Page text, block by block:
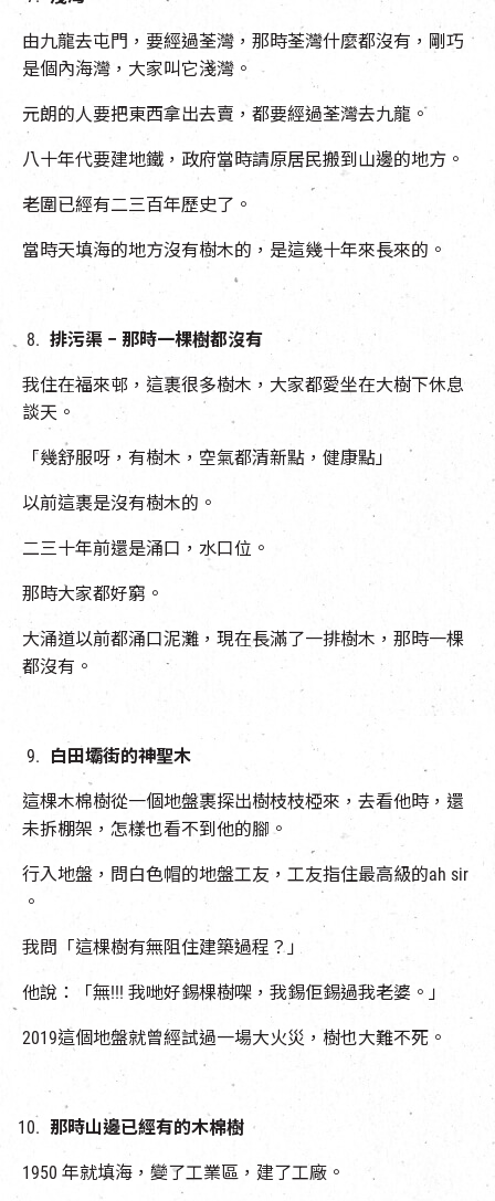
由九龍去屯門，要經過荃灣，那時荃灣什麼都沒有，剛巧
是個內海灣，大家叫它淺灣。
元朗的人要把東西拿出去賣，都要經過荃灣去九龍。
八十年代要建地鐵，政府當時請原居民搬到山邊的地方。
老圍已經有二三百年歷史了。
當時天填海的地方沒有樹木的，是這幾十年來長來的。
排污渠 – 那時一棵樹都沒有
我住在福來邨，這裹很多樹木，大家都愛坐在大樹下休息
談天。
「幾舒服呀，有樹木，空氣都清新點，健康點」
以前這裹是沒有樹木的。
二三十年前還是涌口，水口位。
那時大家都好窮。
大涌道以前都涌口泥灘，現在長滿了一排樹木，那時一棵
都沒有。
白田壩街的神聖木
這棵木棉樹從一個地盤裹探出樹枝枝椏來，去看他時，還
未拆棚架，怎樣也看不到他的腳。
行入地盤，問白色帽的地盤工友，工友指住最高級的ah sir
。
我問「這棵樹有無阻住建築過程？」
他說：「無!!! 我哋好錫棵樹㗎，我錫佢錫過我老婆。」
2019這個地盤就曾經試過一場大火災，樹也大難不死。
那時山邊已經有的木棉樹
1950 年就填海，變了工業區，建了工廠。